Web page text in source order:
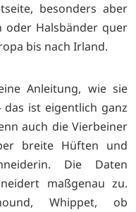
besonders aber
oder Halsbänder quer
bis nach Irland.
Anleitung, wie sie
ist eigentlich ganz
auch die Vierbeiner
breite Hüften und
Die Daten
maßgenau zu.
Whippet, ob